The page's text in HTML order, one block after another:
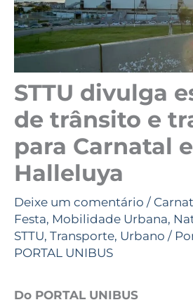
STTU divulga
de trânsito e
para Carnatal e
Halleluya
Deixe um comentário /
Festa, Mobilidade Urbana,
STTU, Transporte, Urbano /
PORTAL UNIBUS
Do PORTAL UNIBUS